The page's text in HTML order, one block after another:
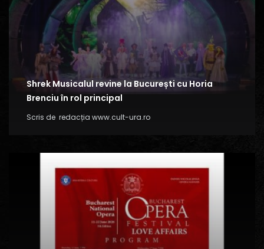
Shrek Musicalul revine la București cu Horia
Brenciu în rol principal
Scris de redacția www.cult-ura.ro